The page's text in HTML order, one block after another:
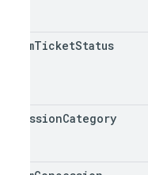
customTicketStatus
concessionCategory